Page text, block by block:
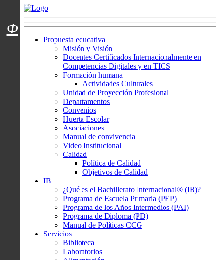
Menú usuarios
Propuesta educativa
Misión y Visión
Docentes Certificados Internacionalmente en
Competencias Digitales y en TICS
Formación humana
Actividades Culturales
Unidad de Proyección Profesional
Departamentos
Convenios
Huerta Escolar
Asociaciones
Manual de convivencia
Video Institucional
Calidad
Política de Calidad
Objetivos de Calidad
IB
¿Qué es el Bachillerato Internacional® (IB)?
Programa de Escuela Primaria (PEP)
Programa de los Años Intermedios (PAI)
Programa de Diploma (PD)
Manual de Políticas CCG
Servicios
Biblioteca
Laboratorios
Φ